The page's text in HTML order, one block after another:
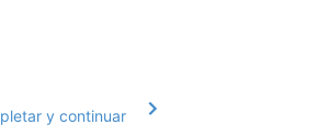
y continuar